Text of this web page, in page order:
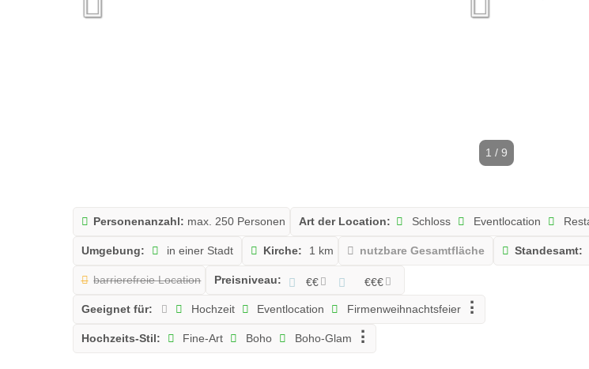
1 / 9
Personenanzahl: max. 250 Personen Art der Location: Schloss Eventlocation
Umgebung: in einer Stadt Kirche: 1 km nutzbare Gesamtfläche Standesamt:
barrierefreie Location Preisniveau: €€ €€€
Geeignet für: Hochzeit Eventlocation Firmenweihnachtsfeier
Hochzeits-Stil: Fine-Art Boho Boho-Glam